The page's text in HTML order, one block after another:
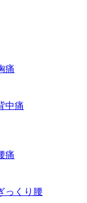
痛
中痛
痛
っくり腰